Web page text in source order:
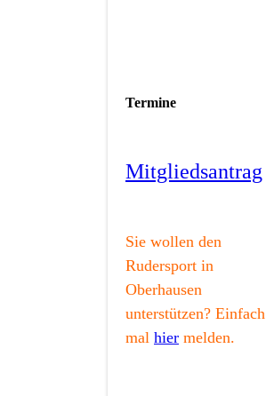
Termine
Mitgliedsantrag
Sie wollen den
Rudersport in
Oberhausen
unterstützen? Einfach
mal hier melden.